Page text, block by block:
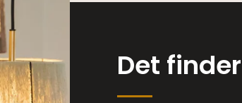
Det